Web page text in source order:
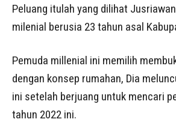
Peluang itulah yang dilihat
milenial berusia 23 tahun asal
Pemuda millenial ini memilih
dengan konsep rumahan, Dia
ini setelah berjuang untuk mencari
tahun 2022 ini.